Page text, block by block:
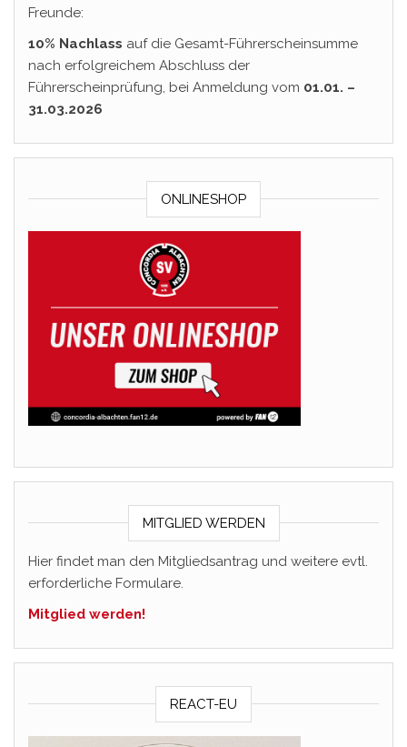
Freunde:
10% Nachlass auf die Gesamt-Führerscheinsumme
nach erfolgreichem Abschluss der
Führerscheinprüfung, bei Anmeldung vom 01.01. –
31.03.2026
ONLINESHOP
MITGLIED WERDEN
Hier findet man den Mitgliedsantrag und weitere evtl.
erforderliche Formulare.
Mitglied werden!
REACT-EU